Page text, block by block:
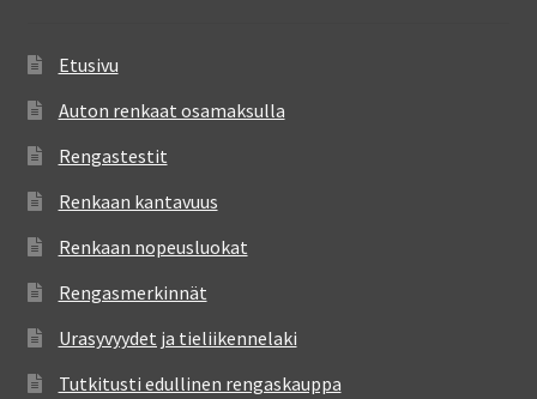
Etusivu
Auton renkaat osamaksulla
Rengastestit
Renkaan kantavuus
Renkaan nopeusluokat
Rengasmerkinnät
Urasyvyydet ja tieliikennelaki
Tutkitusti edullinen rengaskauppa